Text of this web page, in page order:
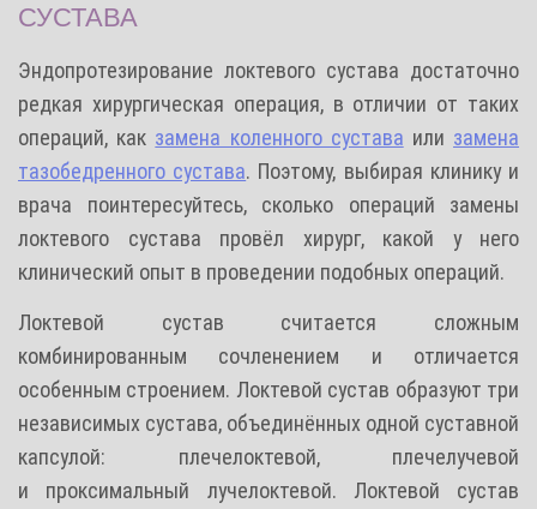
СУСТАВА
Эндопротезирование локтевого сустава достаточно
редкая хирургическая операция, в отличии от таких
операций, как замена коленного сустава или замена
тазобедренного сустава. Поэтому, выбирая клинику и
врача поинтересуйтесь, сколько операций замены
локтевого сустава провёл хирург, какой у него
клинический опыт в проведении подобных операций.
Локтевой сустав считается сложным
комбинированным сочленением и отличается
особенным строением. Локтевой сустав образуют три
независимых сустава, объединённых одной суставной
капсулой: плечелоктевой, плечелучевой
и проксимальный лучелоктевой. Локтевой сустав